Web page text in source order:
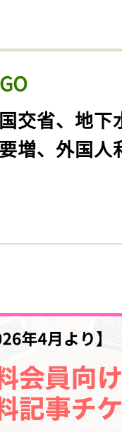
交省、地下
増、外国人
に入りに
インが必